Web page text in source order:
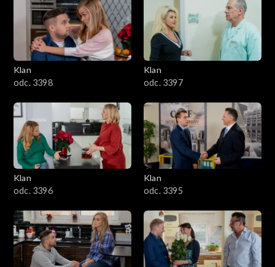
4201–4300
4101–4200
3901–4000
3801–3900
3701–3800
3601–3700
3501–3600
Klan
odc. 3398
Klan
odc. 3397
Klan
odc. 3396
Klan
odc. 3395